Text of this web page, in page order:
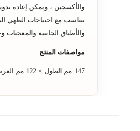
والأكسجين ، ويمكن إعادة
تتناسب مع احتياجات الطهي
والأطباق الجانبية
مواصفات المنتج
147 مم الطول × 122 مم العرض × 40 مم الارتفاع